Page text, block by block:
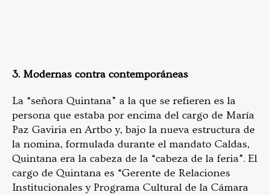
3. Modernas contra contemporáneas
La “señora Quintana” a la que se refieren es la
persona que estaba por encima del cargo de María
Paz Gaviria en Artbo y, bajo la nueva estructura de
la nomina, formulada durante el mandato Caldas,
Quintana era la cabeza de la “cabeza de la feria”. El
cargo de Quintana es “Gerente de Relaciones
Institucionales y Programa Cultural de la Cámara